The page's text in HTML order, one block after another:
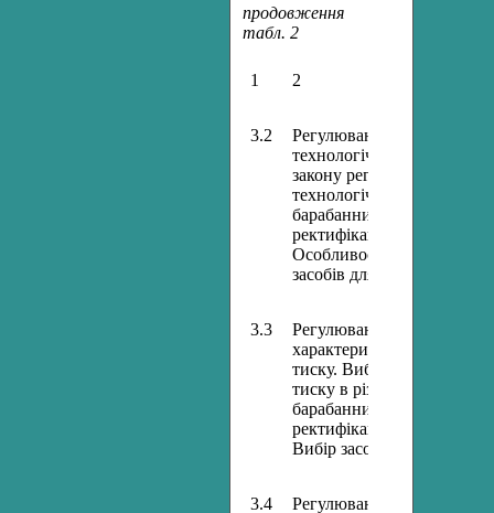
продовження
табл. 2
1 2
3.2
Регулювання рівня.
технологічних об’єктів
закону регулювання.
технологічних апаратах (
барабанних
ректифікаційних
Особливості регулювання
засобів для реалізації
3.3
Регулювання тиску рідин,
характеристики
тиску. Вибір закону
тиску в різних
барабанних
ректифікаційних
Вибір засобів для
3.4
Регулювання